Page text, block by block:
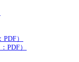
）
PDF）